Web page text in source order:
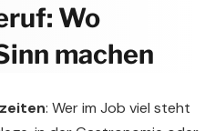
Wo
machen
: Wer im Job viel steht